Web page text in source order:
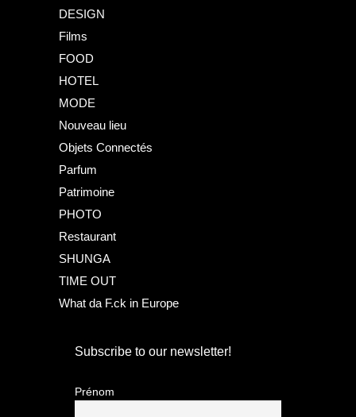
DESIGN
Films
FOOD
HOTEL
MODE
Nouveau lieu
Objets Connectés
Parfum
Patrimoine
PHOTO
Restaurant
SHUNGA
TIME OUT
What da F.ck in Europe
Subscribe to our newsletter!
Prénom